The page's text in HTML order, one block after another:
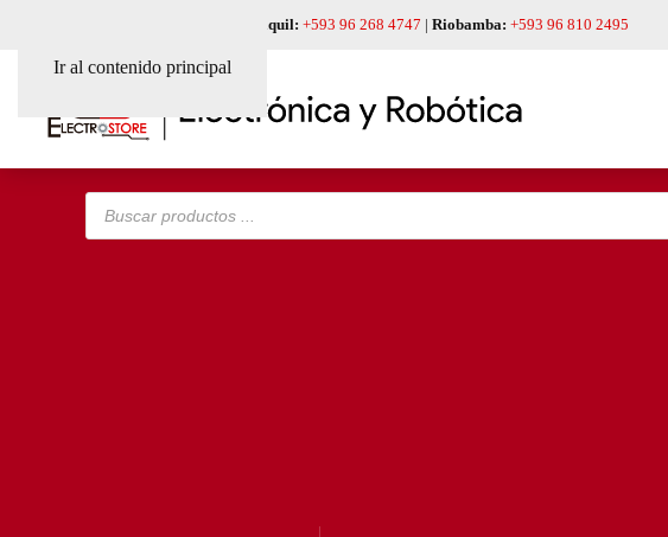
Ir al contenido principal
Guayaquil: +593 96 268 4747 | Riobamba: +593 96 810 2495
Búsqueda
productos